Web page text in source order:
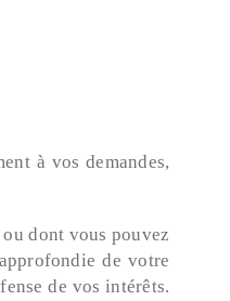
à vos demandes,
dont vous pouvez
de votre
de vos intérêts.